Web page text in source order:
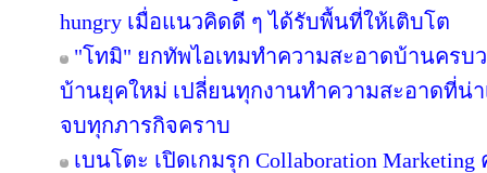
hungry เมื่อแนวคิดดี ๆ ได้รับพื้นที่ให้เติบโต
"โทมิ" ยกทัพไอเทมทำความสะอาดบ้านครบ
บ้านยุคใหม่ เปลี่ยนทุกงานทำความสะอาดที่น่า
จบทุกภารกิจคราบ
เบนโตะ เปิดเกมรุก Collaboration